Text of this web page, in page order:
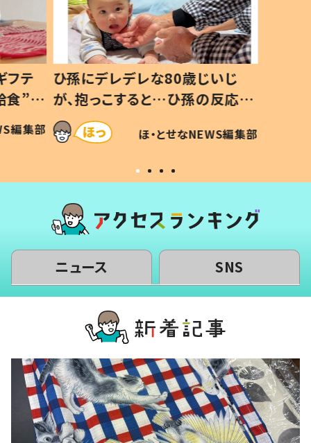
じ
応に
仕方な
編集部
生後8ヶ月で亡くなった息子 約
3年半後、当時の妻の日記に書い
てあった本音とは
ほ・とせなNEWS編集部
ニュース SNS